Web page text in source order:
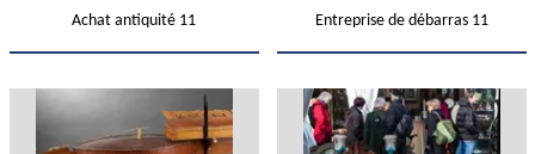
Achat antiquité 11 Entreprise de débarras 11